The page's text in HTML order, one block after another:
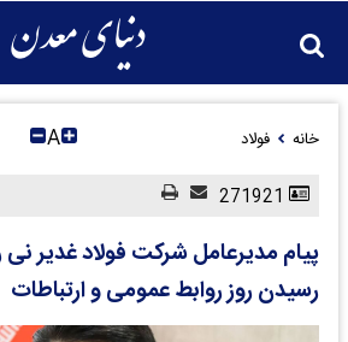
خانه فولاد A
پیام مدیرعامل شرکت فولاد غدیر نی
رسیدن روز روابط عمومی و ارتباطات